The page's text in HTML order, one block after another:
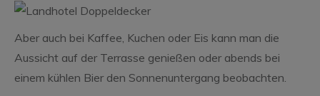
Aber auch bei Kaffee, Kuchen oder Eis kann man die
Aussicht auf der Terrasse genießen oder abends bei
einem kühlen Bier den Sonnenuntergang beobachten.